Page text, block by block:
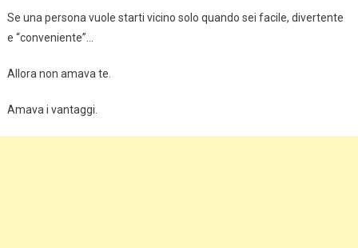
Se una persona vuole starti vicino solo quando sei facile, divertente
e “conveniente”…
Allora non amava te.
Amava i vantaggi.